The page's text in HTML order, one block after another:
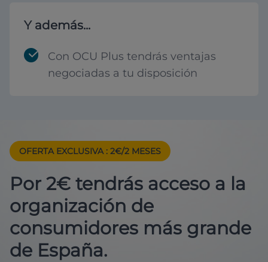
Y además...
Con OCU Plus tendrás ventajas
negociadas a tu disposición
OFERTA EXCLUSIVA : 2€/2 MESES
Por 2€ tendrás acceso a la
organización de
consumidores más grande
de España.